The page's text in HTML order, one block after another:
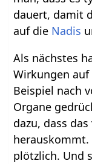
dauert, damit
auf die Nadis
Als nächstes
Wirkungen auf
Beispiel nach
Organe
dazu, dass
herauskommt.
plötzlich. Und